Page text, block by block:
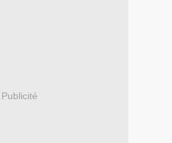
Publicité